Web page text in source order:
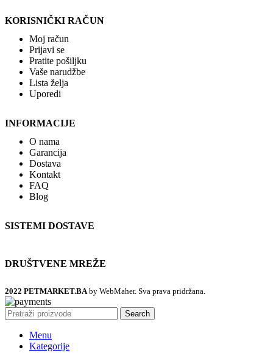
KORISNIČKI RAČUN
Moj račun
Prijavi se
Pratite pošiljku
Vaše narudžbe
Lista želja
Uporedi
INFORMACIJE
O nama
Garancija
Dostava
Kontakt
FAQ
Blog
SISTEMI DOSTAVE
DRUŠTVENE MREŽE
2022 PETMARKET.BAby WebMaher. Sva prava pridržana.
Search
Menu
Kategorije